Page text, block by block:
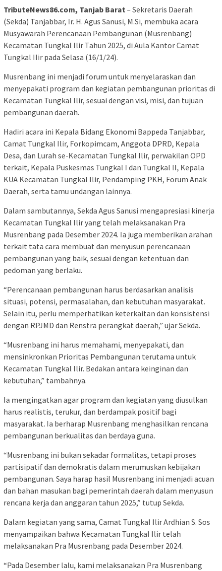
TributeNews86.com, Tanjab Barat – Sekretaris Daerah
(Sekda) Tanjabbar, Ir. H. Agus Sanusi, M.Si, membuka acara
Musyawarah Perencanaan Pembangunan (Musrenbang)
Kecamatan Tungkal Ilir Tahun 2025, di Aula Kantor Camat
Tungkal Ilir pada Selasa (16/1/24).
Musrenbang ini menjadi forum untuk menyelaraskan dan
menyepakati program dan kegiatan pembangunan prioritas di
Kecamatan Tungkal Ilir, sesuai dengan visi, misi, dan tujuan
pembangunan daerah.
Hadiri acara ini Kepala Bidang Ekonomi Bappeda Tanjabbar,
Camat Tungkal Ilir, Forkopimcam, Anggota DPRD, Kepala
Desa, dan Lurah se-Kecamatan Tungkal Ilir, perwakilan OPD
terkait, Kepala Puskesmas Tungkal I dan Tungkal II, Kepala
KUA Kecamatan Tungkal Ilir, Pendamping PKH, Forum Anak
Daerah, serta tamu undangan lainnya.
Dalam sambutannya, Sekda Agus Sanusi mengapresiasi kinerja
Kecamatan Tungkal Ilir yang telah melaksanakan Pra
Musrenbang pada Desember 2024. Ia juga memberikan arahan
terkait tata cara membuat dan menyusun perencanaan
pembangunan yang baik, sesuai dengan ketentuan dan
pedoman yang berlaku.
“Perencanaan pembangunan harus berdasarkan analisis
situasi, potensi, permasalahan, dan kebutuhan masyarakat.
Selain itu, perlu memperhatikan keterkaitan dan konsistensi
dengan RPJMD dan Renstra perangkat daerah,” ujar Sekda.
“Musrenbang ini harus memahami, menyepakati, dan
mensinkronkan Prioritas Pembangunan terutama untuk
Kecamatan Tungkal Ilir. Bedakan antara keinginan dan
kebutuhan,” tambahnya.
Ia mengingatkan agar program dan kegiatan yang diusulkan
harus realistis, terukur, dan berdampak positif bagi
masyarakat. Ia berharap Musrenbang menghasilkan rencana
pembangunan berkualitas dan berdaya guna.
“Musrenbang ini bukan sekadar formalitas, tetapi proses
partisipatif dan demokratis dalam merumuskan kebijakan
pembangunan. Saya harap hasil Musrenbang ini menjadi acuan
dan bahan masukan bagi pemerintah daerah dalam menyusun
rencana kerja dan anggaran tahun 2025,” tutup Sekda.
Dalam kegiatan yang sama, Camat Tungkal Ilir Ardhian S. Sos
menyampaikan bahwa Kecamatan Tungkal Ilir telah
melaksanakan Pra Musrenbang pada Desember 2024.
“Pada Desember lalu, kami melaksanakan Pra Musrenbang